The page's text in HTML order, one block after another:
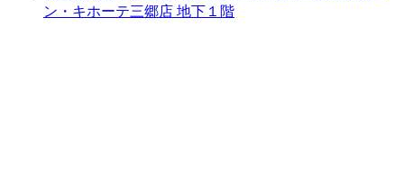
ン・キホーテ三郷店 地下１階